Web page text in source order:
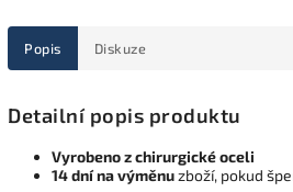
Popis Diskuze
Detailní popis produktu
Vyrobeno z chirurgické oceli
14 dní na výměnuzboží, pokud